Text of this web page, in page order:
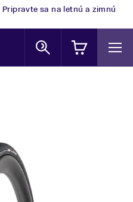
Pripravte sa na letnú a zimnú